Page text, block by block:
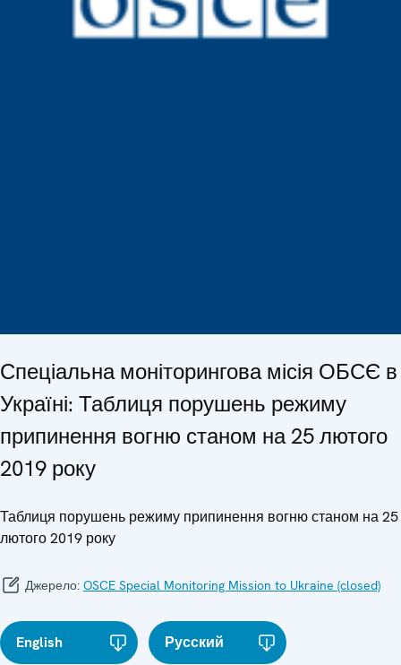
Спеціальна моніторингова місія ОБСЄ в
Україні: Таблиця порушень режиму
припинення вогню станом на 25 лютого
2019 року
Таблиця порушень режиму припинення вогню станом на 25
лютого 2019 року
Джерело: OSCE Special Monitoring Mission to Ukraine (closed)
English Русский